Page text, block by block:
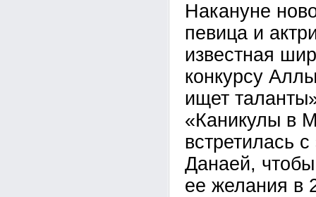
Накануне
певица и
известная
конкурсу
ищет
«Каникулы в
встретилась
Данаей, чтобы
ее желания в